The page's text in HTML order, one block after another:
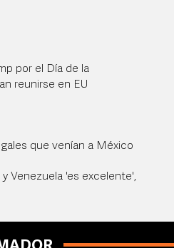
por el Día de la
reunirse en EU
que venían a México
Venezuela 'es excelente',